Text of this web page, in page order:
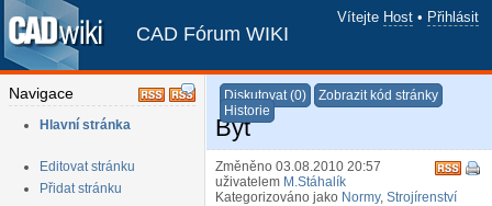
Vítejte Host • Přihlásit
CAD Fórum WIKI
Navigace
Hlavní stránka
Editovat stránku
Přidat stránku
Diskutovat (0)
Zobrazit kód stránky
Historie
Byt
Změněno 03.08.2010 20:57
uživatelem M.Stáhalík
Kategorizováno jako Normy, Strojírenství